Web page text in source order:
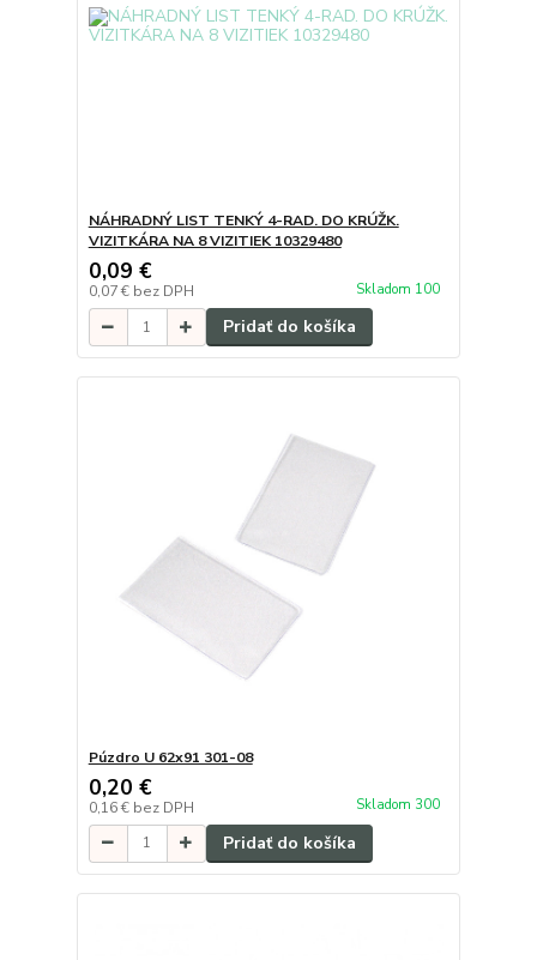
NÁHRADNÝ LIST TENKÝ 4-RAD. DO KRÚŽK.
VIZITKÁRA NA 8 VIZITIEK 10329480
0,09 €
0,07 € bez DPH Skladom 100
Pridať do košíka
Púzdro U 62x91 301-08
0,20 €
0,16 € bez DPH Skladom 300
Pridať do košíka